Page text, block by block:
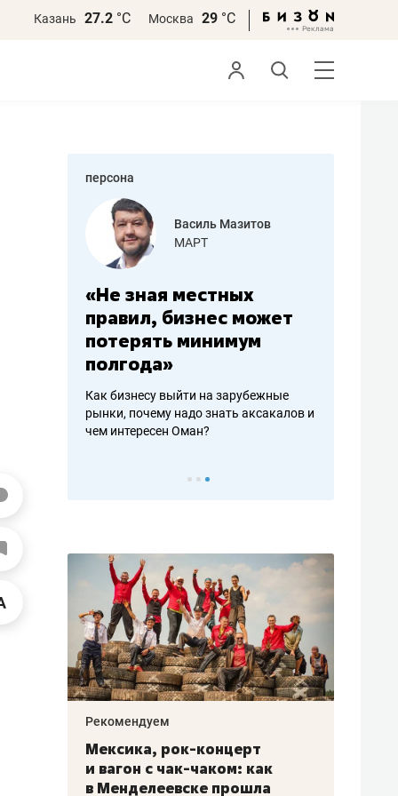
Казань 27.2 °С Москва 29 °С
персона
Василь Мазитов
МАРТ
«Не зная местных
правил, бизнес может
потерять минимум
полгода»
Как бизнесу выйти на зарубежные
рынки, почему надо знать аксакалов и
чем интересен Оман?
Рекомендуем
Мексика, рок-концерт
и вагон с чак-чаком: как
в Менделеевске прошла